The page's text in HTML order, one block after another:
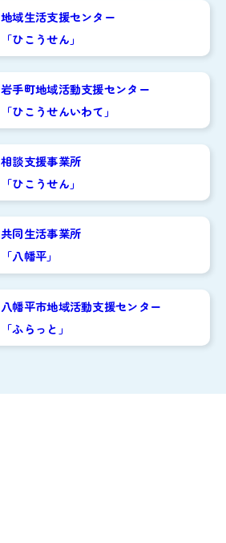
地域生活支援センター
「ひこうせん」
岩手町地域活動支援センター
「ひこうせんいわて」
相談支援事業所
「ひこうせん」
共同生活事業所
「八幡平」
八幡平市地域活動支援センター
「ふらっと」